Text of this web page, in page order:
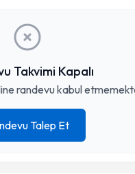
Takvimi Kapalı
randevu kabul
Talep Et